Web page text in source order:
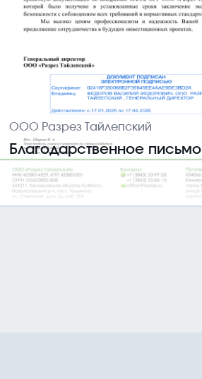
ООО Разрез Тайлепский
Благодарственное письмо